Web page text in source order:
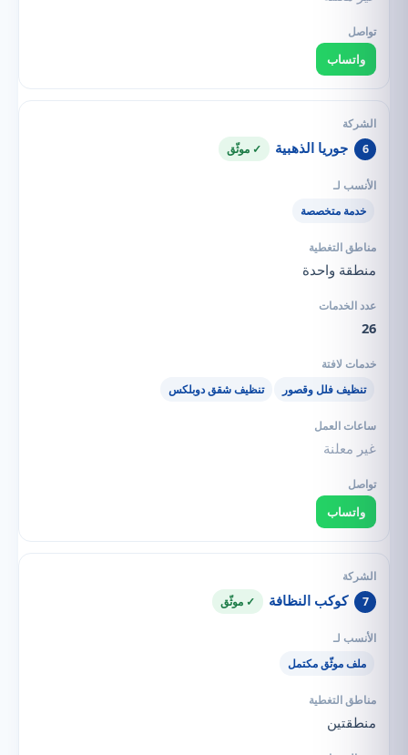
واتساب
6 جوريا الذهبية ✓ موثّق
خدمة متخصصة
منطقة واحدة
26
تنظيف فلل وقصور تنظيف شقق دوبلكس
غير معلنة
واتساب
7 كوكب النظافة ✓ موثّق
ملف موثّق مكتمل
منطقتين